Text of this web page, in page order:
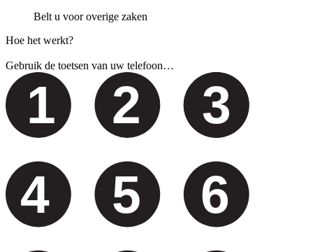
Belt u voor overige zaken
Hoe het werkt?
Gebruik de toetsen van uw telefoon…
1 2 3
4 5
6